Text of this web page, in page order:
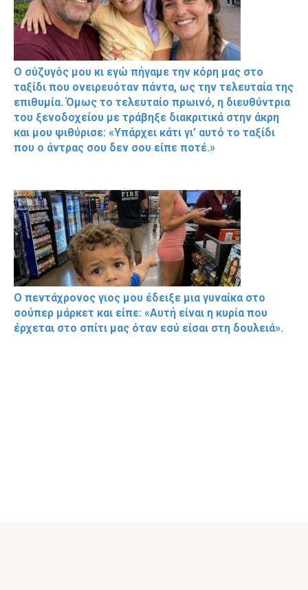
Ο σύζυγός μου κι εγώ πήγαμε την κόρη μας στο
ταξίδι που ονειρευόταν πάντα, ως την τελευταία της
επιθυμία. Όμως το τελευταίο πρωινό, η διευθύντρια
του ξενοδοχείου με τράβηξε διακριτικά στην άκρη
και μου ψιθύρισε: «Υπάρχει κάτι γι’ αυτό το ταξίδι
που ο άντρας σου δεν σου είπε ποτέ.»
Ο πεντάχρονος γιος μου έδειξε μια γυναίκα στο
σούπερ μάρκετ και είπε: «Αυτή είναι η κυρία που
έρχεται στο σπίτι μας όταν εσύ είσαι στη δουλειά».